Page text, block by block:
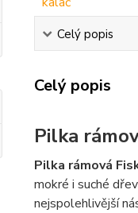
Celý popis
Celý popis
Pilka
Pilka rámová
mokré i suché
nejspolehlivější